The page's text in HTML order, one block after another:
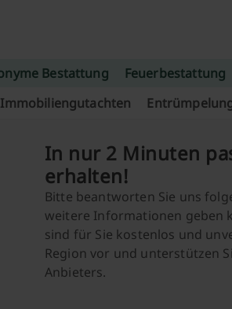
Bestattung Feuerbestattung
Immobiliengutachten
In nur 2 Minuten
erhalten!
Bitte beantworten Sie uns
weitere Informationen geben
sind für Sie kostenlos und
Region vor und unterstützen
Anbieters.